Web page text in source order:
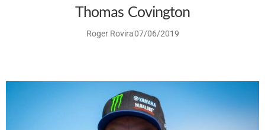
Thomas Covington
Roger Rovira07/06/2019